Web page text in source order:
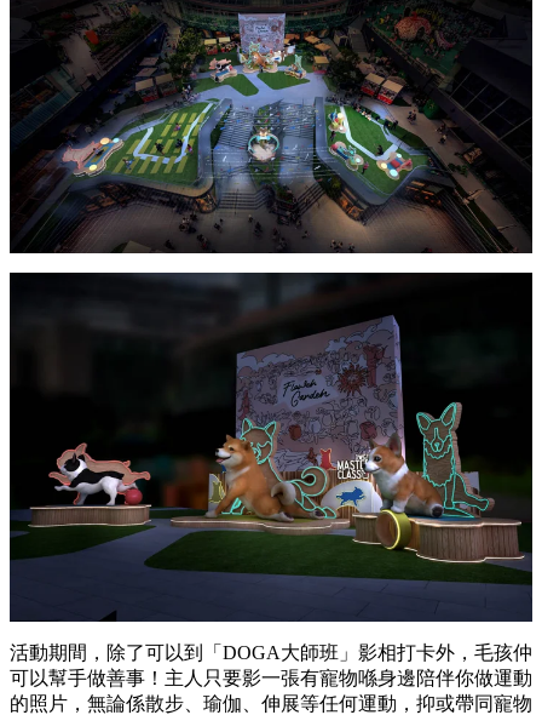
活動期間，除了可以到「DOGA大師班」影相打卡外，毛孩仲
可以幫手做善事！主人只要影一張有寵物喺身邊陪伴你做運動
的照片，無論係散步、瑜伽、伸展等任何運動，抑或帶同寵物